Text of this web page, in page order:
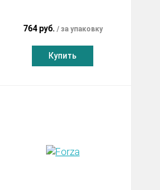
764 руб. за упаковку
Купить